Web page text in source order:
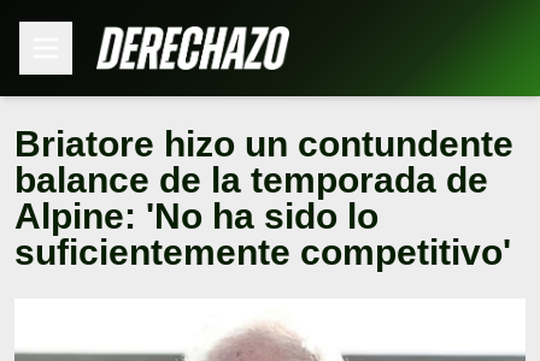
Briatore hizo un contundente
balance de la temporada de
Alpine: 'No ha sido lo
suficientemente competitivo'